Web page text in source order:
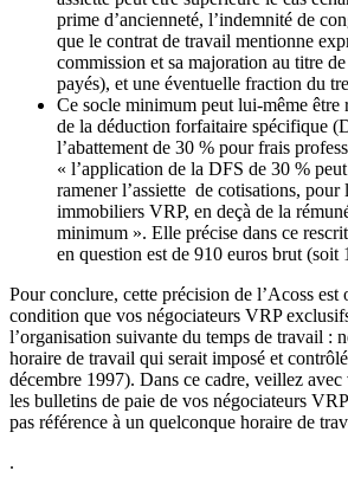
prime d’ancienneté, l’indemnité de
que le contrat de travail mentionne
commission et sa majoration au titre
payés), et une éventuelle fraction du
Ce socle minimum peut lui-même être
de la déduction forfaitaire spécifique
l’abattement de 30 % pour frais
« l’application de la DFS de 30 %
ramener l’assiette de cotisations, pour
immobiliers VRP, en deçà de la
minimum ». Elle précise dans ce
en question est de 910 euros brut (soit
Pour conclure, cette précision de l’Acoss est
condition que vos négociateurs VRP
l’organisation suivante du temps de travail :
horaire de travail qui serait imposé et
décembre 1997). Dans ce cadre, veillez
les bulletins de paie de vos négociateurs
pas référence à un quelconque horaire de
.